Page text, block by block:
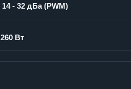
14 - 32 дБа (PWM)
260 Вт